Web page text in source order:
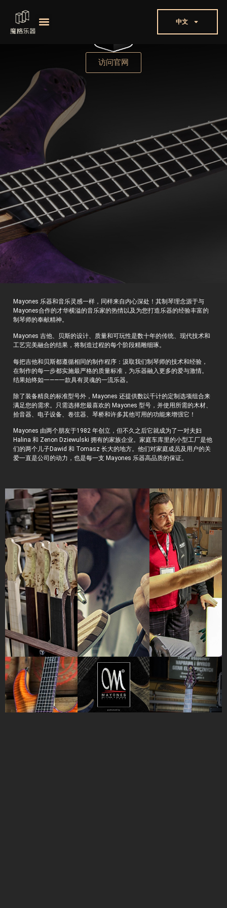
中文
访问官网
Mayones 乐器和音乐灵感一样，同样来自内心深处！其制琴理念源于与
Mayones合作的才华横溢的音乐家的热情以及为您打造乐器的经验丰富的
制琴师的奉献精神。
Mayones 吉他、贝斯的设计、质量和可玩性是数十年的传统、现代技术和
工艺完美融合的结果，将制造过程的每个阶段精雕细琢。
每把吉他和贝斯都遵循相同的制作程序：汲取我们制琴师的技术和经验，
在制作的每一步都实施最严格的质量标准，为乐器融入更多的爱与激情。
结果始终如一——一款具有灵魂的一流乐器。
除了装备精良的标准型号外，Mayones 还提供数以千计的定制选项组合来
满足您的需求。只需选择您最喜欢的 Mayones 型号，并使用所需的木材、
拾音器、电子设备、卷弦器、琴桥和许多其他可用的功能来增强它！
Mayones 由两个朋友于1982 年创立，但不久之后它就成为了一对夫妇
Halina 和 Zenon Dziewulski 拥有的家族企业。家庭车库里的小型工厂是他
们的两个儿子Dawid 和 Tomasz 长大的地方。他们对家庭成员及用户的关
爱一直是公司的动力，也是每一支 Mayones 乐器高品质的保证。